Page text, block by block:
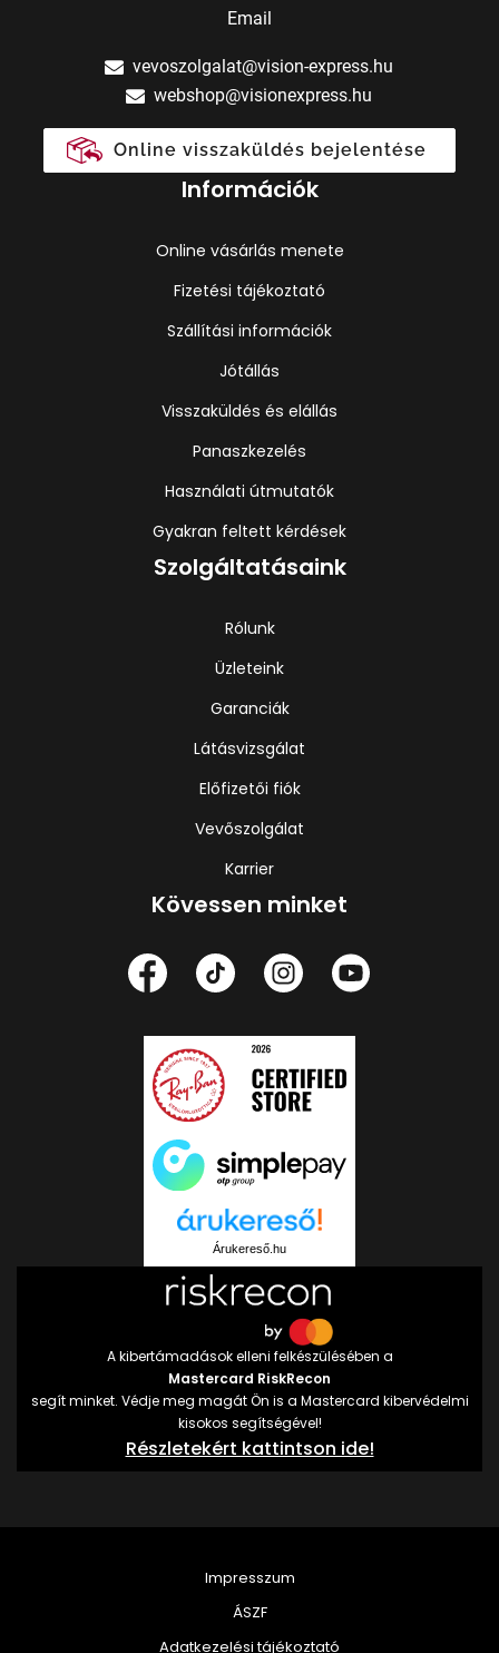
Email
vevoszolgalat@vision-express.hu
webshop@visionexpress.hu
Online visszaküldés bejelentése
Információk
Online vásárlás menete
Fizetési tájékoztató
Szállítási információk
Jótállás
Visszaküldés és elállás
Panaszkezelés
Használati útmutatók
Gyakran feltett kérdések
Szolgáltatásaink
Rólunk
Üzleteink
Garanciák
Látásvizsgálat
Előfizetői fiók
Vevőszolgálat
Karrier
Kövessen minket
Árukereső.hu
A kibertámadások elleni felkészülésében a
Mastercard RiskRecon
segít minket. Védje meg magát Ön is a Mastercard kibervédelmi
kisokos segítségével!
Részletekért kattintson ide!
Impresszum
ÁSZF
Adatkezelési tájékoztató